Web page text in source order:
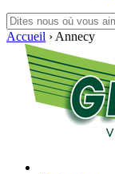
Accueil › Annecy